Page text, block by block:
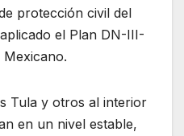
protección civil del
el Plan DN-III-
Tula y otros al interior
en un nivel estable,